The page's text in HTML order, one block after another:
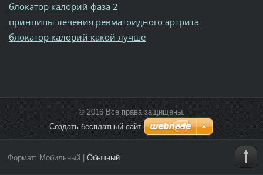
блокатор калорий фаза 2
принципы лечения ревматоидного артрита
блокатор калорий какой лучше
© 2016 Все права защищены.
Создать бесплатный сайт
Формат: Мобильный| Обычный